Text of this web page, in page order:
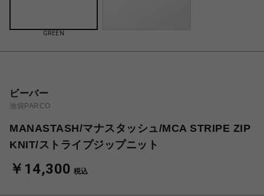
GREEN
ビーバー
池袋PARCO
MANASTASH/マナスタッシュ/MCA STRIPE ZIP
KNIT/ストライプジップニット
￥14,300 税込